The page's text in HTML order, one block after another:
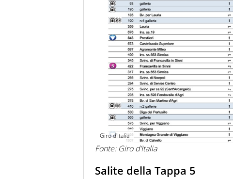
Giro d'Italia
Fonte: Giro d’Italia
Salite della Tappa 5